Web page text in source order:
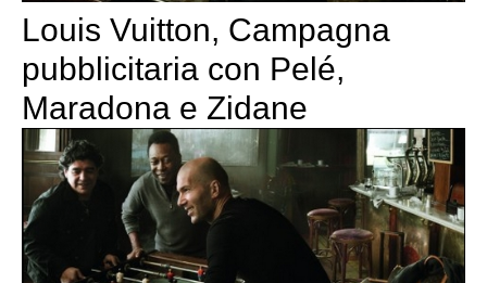
Louis Vuitton, Campagna
pubblicitaria con Pelé,
Maradona e Zidane